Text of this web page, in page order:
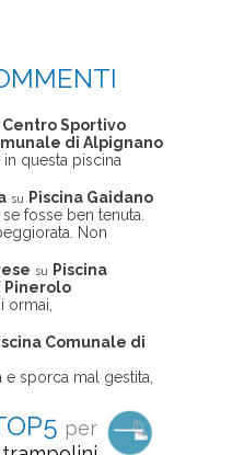
Centro Sportivo
di Alpignano
questa piscina
su
Piscina Gaidano
fosse ben tenuta.
Non
a me non ha
Peccato
essere un'ottima
magnificamente
su
Piscina
Pinerolo
ormai,
cinque-sei ore
piscina con i miei
letteralmente
in vasca grande, negli
nuoto libero,
Comunale di
e sporca mal gestita,
la sconsiglio a
amano le cose fatte
é tutto
per